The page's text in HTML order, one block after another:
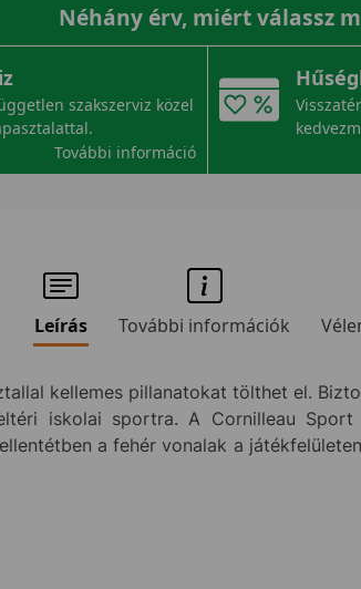
Néhány érv, miért válassz
szakszerviz közel
További információ
Leírás További információk
kellemes pillanatokat tölthet el.
iskolai sportra. A Cornilleau
a fehér vonalak a